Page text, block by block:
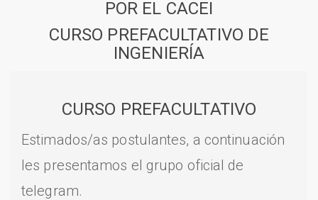
POR EL CACEI
CURSO PREFACULTATIVO DE
INGENIERÍA
CURSO PREFACULTATIVO
Estimados/as postulantes, a continuación
les presentamos el grupo oficial de
telegram.